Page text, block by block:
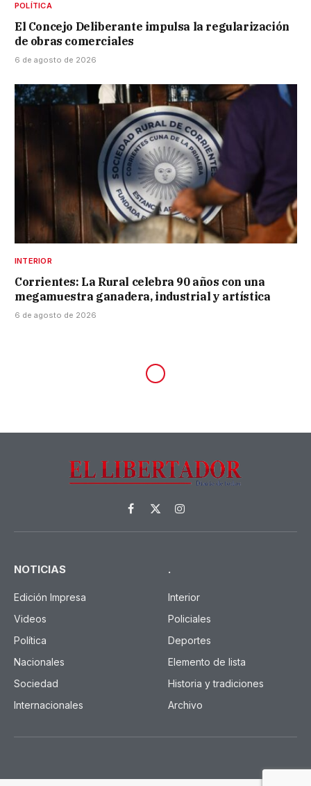
POLÍTICA
El Concejo Deliberante impulsa la regularización
de obras comerciales
6 de agosto de 2026
INTERIOR
Corrientes: La Rural celebra 90 años con una
megamuestra ganadera, industrial y artística
6 de agosto de 2026
Facebook
X
(Twitter)
Instagram
NOTICIAS
Edición Impresa
Videos
Política
Nacionales
Sociedad
Internacionales
.
Interior
Policiales
Deportes
Elemento de lista
Historia y tradiciones
Archivo